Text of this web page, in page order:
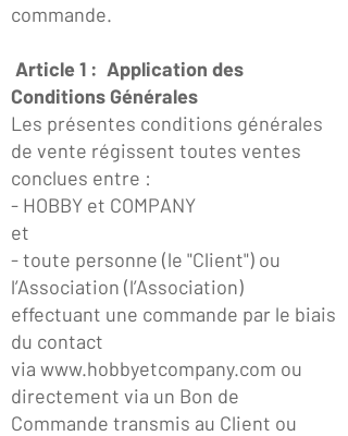
commande.
Article 1 : Application des
Conditions Générales
Les présentes conditions générales
de vente régissent toutes ventes
conclues entre :
- HOBBY et COMPANY
et
- toute personne (le "Client") ou
l’Association (l’Association)
effectuant une commande par le biais
du contact
via www.hobbyetcompany.com ou
directement via un Bon de
Commande transmis au Client ou